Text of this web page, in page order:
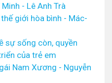
- Lê Anh Trà
giới hòa bình - Mác-
sự sống còn, quyền
của trẻ em
Nam Xương - Nguyễn